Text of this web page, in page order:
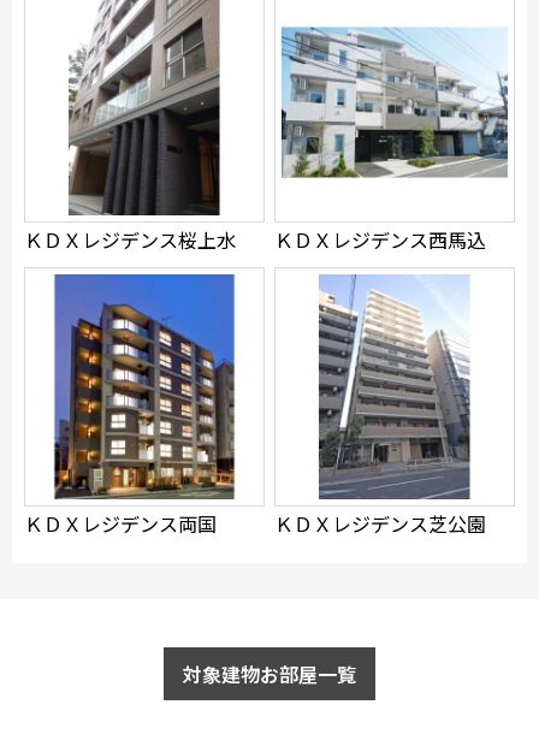
ＫＤＸレジデンス桜上水 ＫＤＸレジデンス西馬込
ＫＤＸレジデンス両国 ＫＤＸレジデンス芝公園
対象建物お部屋一覧
より詳細な絞り込み
建物施設やお部屋の設備、方位、階数などの絞り込みが
できます
検索対象お部屋数
22
お部屋を再検索